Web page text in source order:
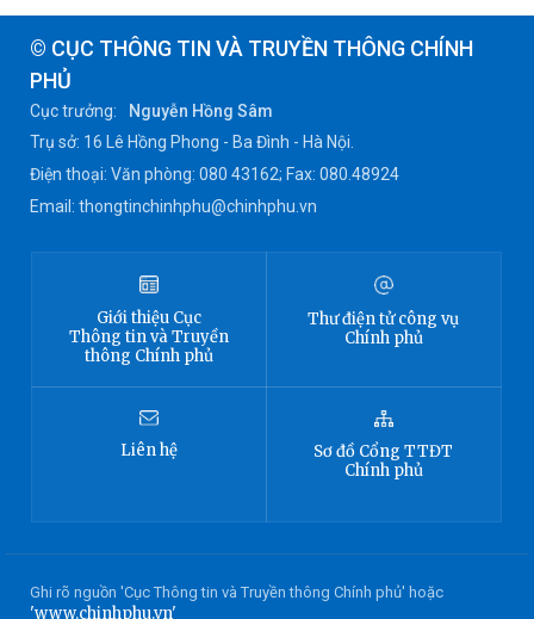
© CỤC THÔNG TIN VÀ TRUYỀN THÔNG CHÍNH
PHỦ
Cục trưởng:
Nguyễn Hồng Sâm
Trụ sở: 16 Lê Hồng Phong - Ba Đình - Hà Nội.
Điện thoại: Văn phòng: 080 43162; Fax: 080.48924
Email: thongtinchinhphu@chinhphu.vn
Giới thiệu Cục
Thông tinvà Truyền
thông Chính phủ
Thư điện tử công vụ
Chính phủ
Liên hệ Sơ đồ Cổng TTĐT
Chính phủ
Ghi rõ nguồn 'Cục Thông tin và Truyền thông Chính phủ' hoặc
'www.chinhphu.vn'